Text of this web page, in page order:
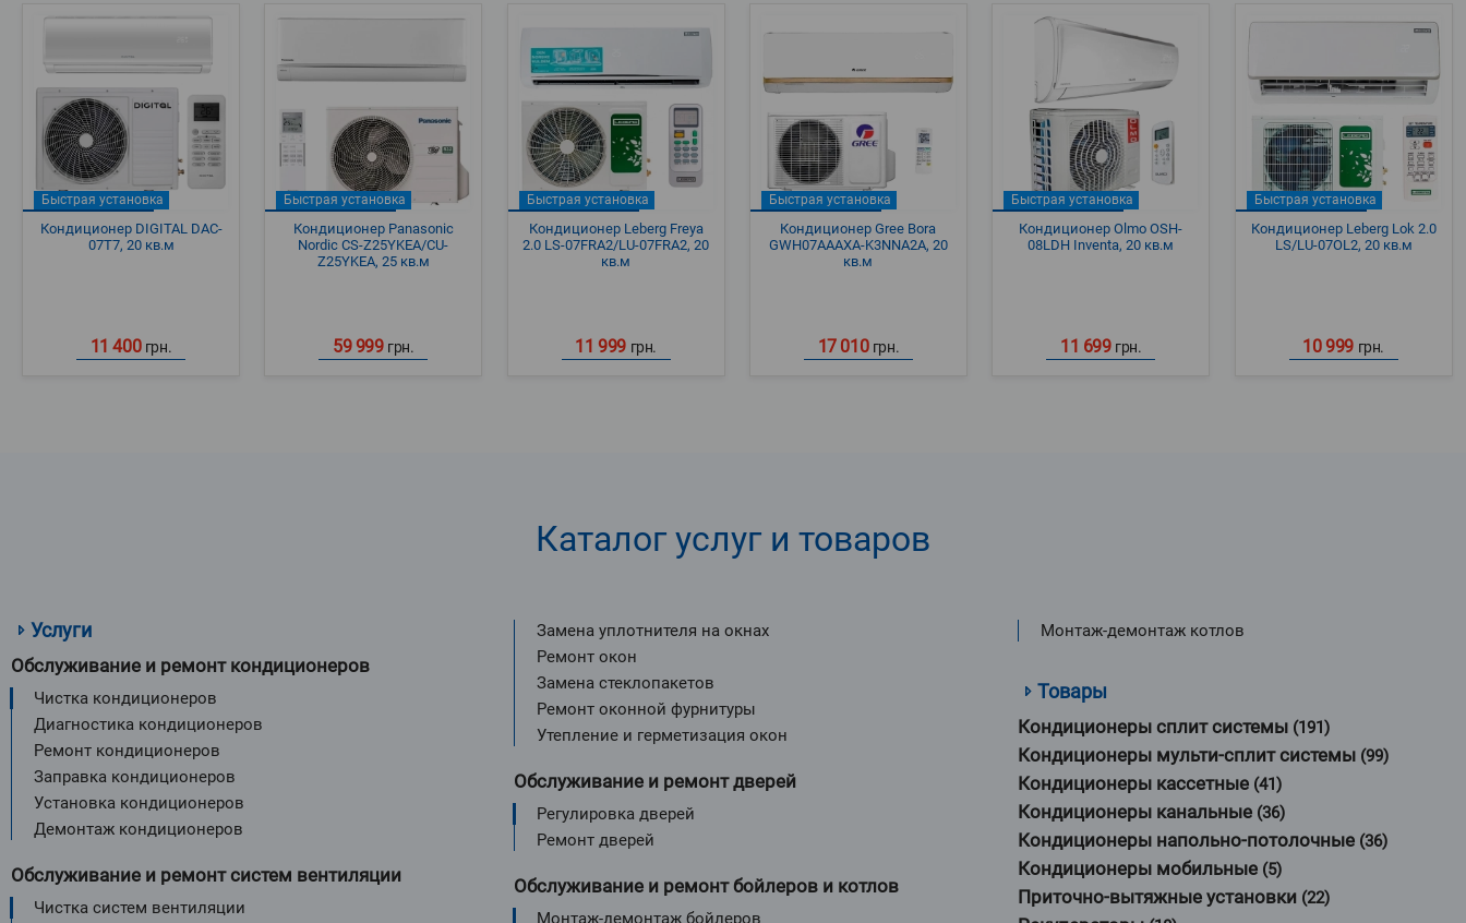
Быстрая установка
Кондиционер DIGITAL DAC-
07T7, 20 кв.м
11 400 грн.
Быстрая установка
Кондиционер Panasonic
Nordic CS-Z25YKEA/CU-
Z25YKEA, 25 кв.м
59 999 грн.
Быстрая установка
Кондиционер Leberg Freya
2.0 LS-07FRA2/LU-07FRA2, 20
кв.м
11 999 грн.
Быстрая установка
Кондиционер Gree Bora
GWH07AAAXA-K3NNA2A, 20
кв.м
17 010 грн.
Быстрая установка
Кондиционер Olmo OSH-
08LDH Inventa, 20 кв.м
11 699 грн.
Быстрая установка
Кондиционер Leberg Lok 2.0
LS/LU-07OL2, 20 кв.м
10 999 грн.
Каталог услуг и товаров
Услуги
Обслуживание и ремонт кондиционеров
Чистка кондиционеров
Диагностика кондиционеров
Ремонт кондиционеров
Заправка кондиционеров
Установка кондиционеров
Демонтаж кондиционеров
Обслуживание и ремонт систем вентиляции
Чистка систем вентиляции
Замена уплотнителя на окнах
Ремонт окон
Замена стеклопакетов
Ремонт оконной фурнитуры
Утепление и герметизация окон
Обслуживание и ремонт дверей
Регулировка дверей
Ремонт дверей
Обслуживание и ремонт бойлеров и котлов
Монтаж-демонтаж бойлеров
Монтаж-демонтаж котлов
Товары
Кондиционеры сплит системы(191)
Кондиционеры мульти-сплит системы(99)
Кондиционеры кассетные(41)
Кондиционеры канальные(36)
Кондиционеры напольно-потолочные(36)
Кондиционеры мобильные(5)
Приточно-вытяжные установки(22)